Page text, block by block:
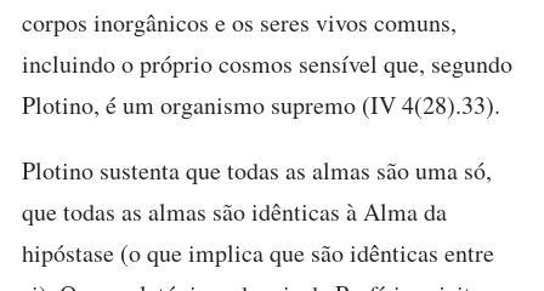
corpos inorgânicos e os seres vivos comuns,
incluindo o próprio cosmos sensível que, segundo
Plotino, é um organismo supremo (IV 4(28).33).
Plotino sustenta que todas as almas são uma só,
que todas as almas são idênticas à Alma da
hipóstase (o que implica que são idênticas entre